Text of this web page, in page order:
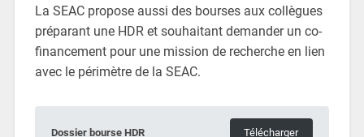
La SEAC propose aussi des bourses aux collègues
préparant une HDR et souhaitant demander un co-
financement pour une mission de recherche en lien
avec le périmètre de la SEAC.
Dossier bourse HDR Télécharger